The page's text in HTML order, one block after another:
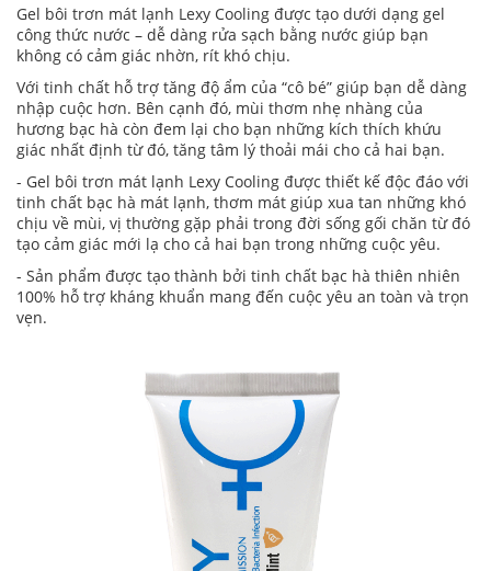
Gel bôi trơn mát lạnh Lexy Cooling được tạo dưới dạng gel
công thức nước – dễ dàng rửa sạch bằng nước giúp bạn
không có cảm giác nhờn, rít khó chịu.
Với tinh chất hỗ trợ tăng độ ẩm của “cô bé” giúp bạn dễ dàng
nhập cuộc hơn. Bên cạnh đó, mùi thơm nhẹ nhàng của
hương bạc hà còn đem lại cho bạn những kích thích khứu
giác nhất định từ đó, tăng tâm lý thoải mái cho cả hai bạn.
- Gel bôi trơn mát lạnh Lexy Cooling được thiết kế độc đáo với
tinh chất bạc hà mát lạnh, thơm mát giúp xua tan những khó
chịu về mùi, vị thường gặp phải trong đời sống gối chăn từ đó
tạo cảm giác mới lạ cho cả hai bạn trong những cuộc yêu.
- Sản phẩm được tạo thành bởi tinh chất bạc hà thiên nhiên
100% hỗ trợ kháng khuẩn mang đến cuộc yêu an toàn và trọn
vẹn.